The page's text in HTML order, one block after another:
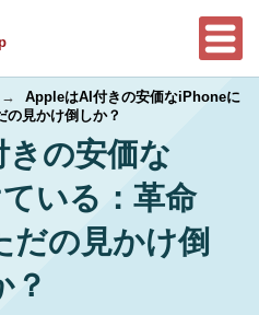
→
AppleはAI付きの安価なiPhoneに
の見かけ倒しか？
の安価な
いる：革命
だの見かけ倒
？